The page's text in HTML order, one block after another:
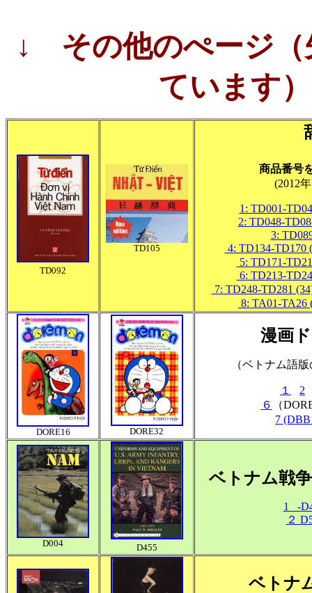
↓ その他のぺージ（
ています
TD092
TD105
商品番号
(2012
1: TD001-
2: TD048-
3:
4: TD134-TD170
5: TD171-
6: TD213-
7: TD248-TD281
8: TA01-TA26
DORE16 DORE32
漫画
（ベトナム語
１
2
６
（
7
D004 D455
ベトナム戦
1 -
２
ベトナ